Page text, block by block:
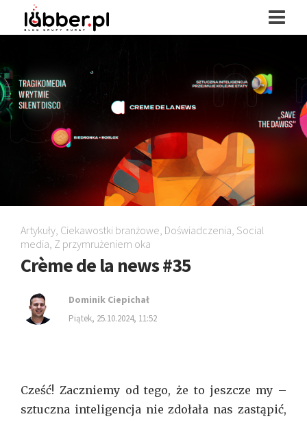
Artykuły, Ciekawostki branżowe, Doświadczenia, Social
media, Z przymrużeniem oka
Crème de la news #35
Dominik Ciepichał
piątek, 25.10.2024, 11:52
Cześć! Zaczniemy od tego, że to jeszcze my –
sztuczna inteligencja nie zdołała nas zastąpić,